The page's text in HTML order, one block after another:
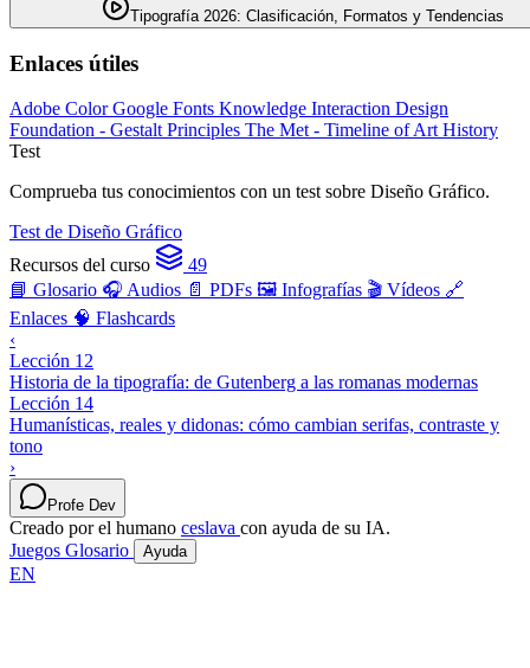
Tipografía 2026: Clasificación, Formatos y Tendencias
Enlaces útiles
Adobe ColorGoogle Fonts Knowledge Interaction Design
Foundation - Gestalt Principles The Met - Timeline of Art History
Test
Comprueba tus conocimientos con un test sobre Diseño Gráfico.
Test de Diseño Gráfico
Recursos del curso
49
📘 Glosario 🎧 Audios 📄 PDFs 🖼️ Infografías 🎬 Vídeos 🔗
Enlaces 🧠 Flashcards
‹
Lección 12
Historia de la tipografía: de Gutenberg a las romanas modernas
Lección 14
Humanísticas, reales y didonas: cómo cambian serifas, contraste y
tono
›
Profe Dev
Creado por el humano ceslava con ayuda de su IA.
Juegos Glosario Ayuda
EN